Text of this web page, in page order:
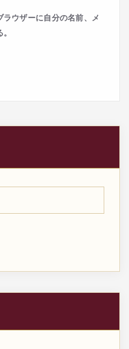
ウザーに自分の名前、メ